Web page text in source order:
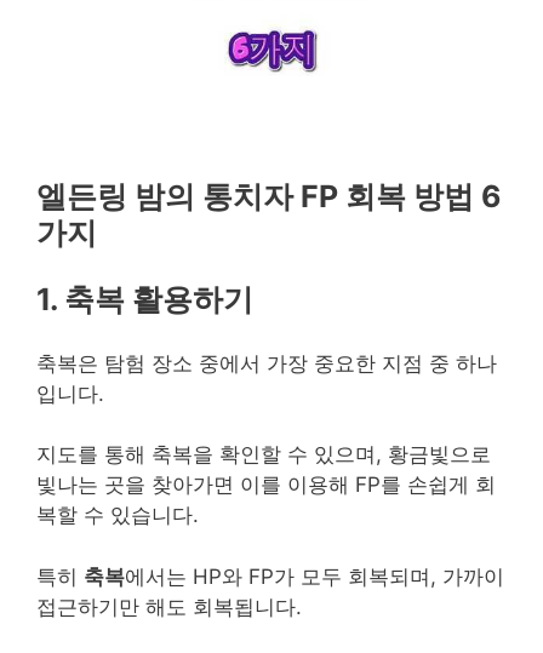
엘든링 밤의 통치자 FP 회복 방법 6
가지
1. 축복 활용하기
축복은 탐험 장소 중에서 가장 중요한 지점 중 하나
입니다.
지도를 통해 축복을 확인할 수 있으며, 황금빛으로
빛나는 곳을 찾아가면 이를 이용해 FP를 손쉽게 회
복할 수 있습니다.
특히 축복에서는 HP와 FP가 모두 회복되며, 가까이
접근하기만 해도 회복됩니다.